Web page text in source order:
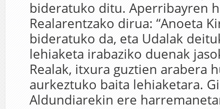
bideratuko ditu. Aperribayren
Realarentzako dirua: “Anoeta
bideratuko da, eta Udalak
lehiaketa irabaziko duenak
Realak, itxura guztien arabera
aurkeztuko baita lehiaketara.
Aldundiarekin ere